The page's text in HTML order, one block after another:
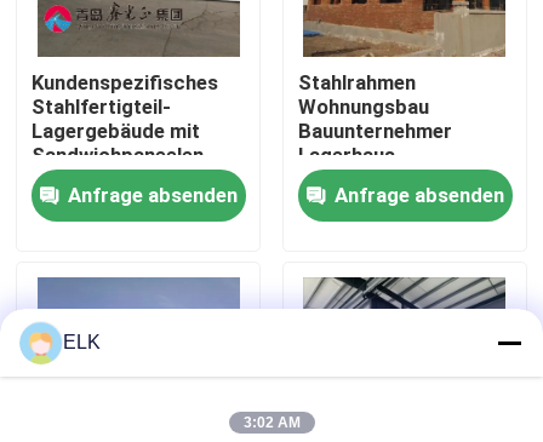
Qualitätskontrolle
Kontakt mit uns
Neuigkeiten
Rechtssachen
Bitte um ein Angebot
Stahlkonstruktionslager
Kundenspezifisches
Stahlfertigteil-
Lagergebäude mit
Sandwichpaneelen
Anfrage absenden
Stahlrahmen
Wohnungsbau
Bauunternehmer
Lagerhaus
Anfrage absenden
ELK
3:02 AM